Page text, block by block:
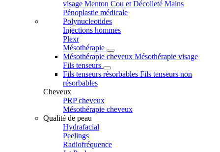
visage Menton Cou et Décolleté Mains
Pénoplastie médicale
Polynucleotides
Injections hommes
Plexr
Mésothérapie
Mésothérapie cheveux Mésothérapie visage
Fils tenseurs
Fils tenseurs résorbables Fils tenseurs non
résorbables
Cheveux
PRP cheveux
Mésothérapie cheveux
Qualité de peau
Hydrafacial
Peelings
Radiofréquence